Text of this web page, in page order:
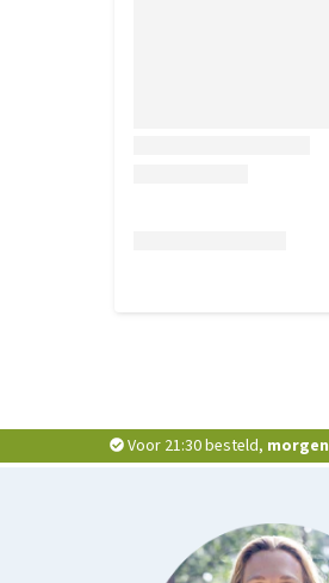
Voor 21:30 besteld, morgen